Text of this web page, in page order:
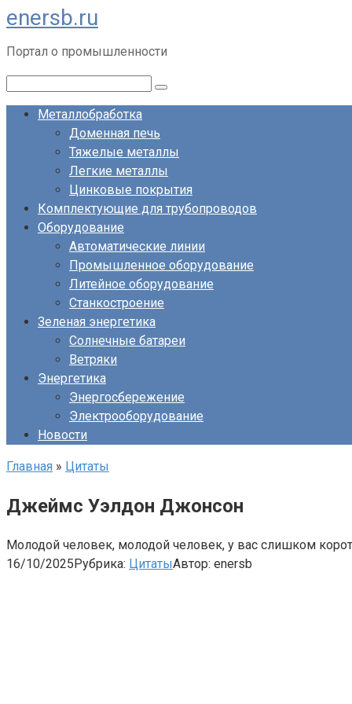
Перейти
к
контенту
enersb.ru
Портал о промышленности
Металлобработка
Доменная печь
Тяжелые металлы
Легкие металлы
Цинковые покрытия
Комплектующие для трубопроводов
Оборудование
Автоматические линии
Промышленное оборудование
Литейное оборудование
Станкостроение
Зеленая энергетика
Солнечные батареи
Ветряки
Энергетика
Энергосбережение
Электрооборудование
Новости
Главная » Цитаты
Джеймс Уэлдон Джонсон
Молодой человек, молодой человек, у вас слишком
16/10/2025Рубрика: ЦитатыАвтор: enersb